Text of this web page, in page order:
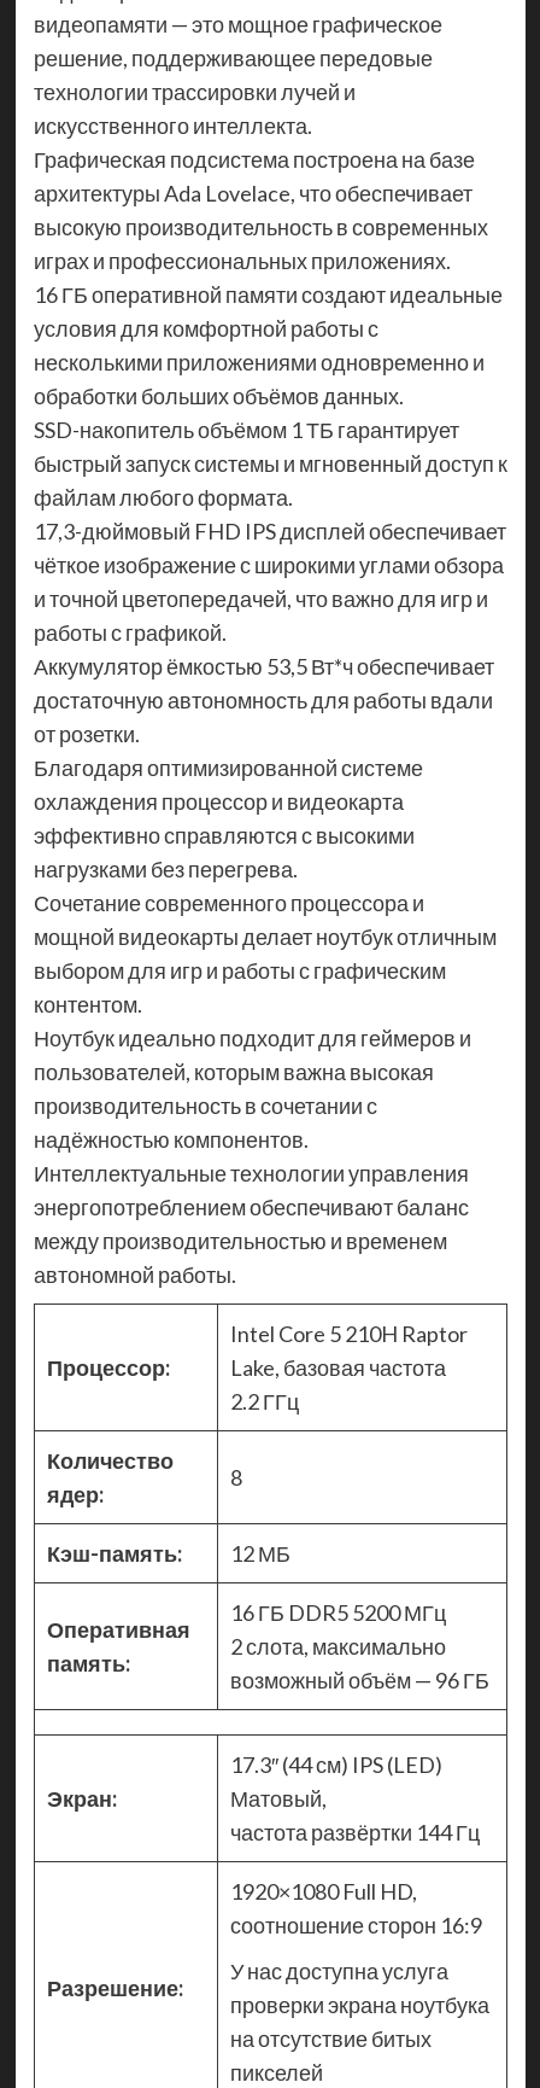
видеопамяти — это мощное графическое
решение, поддерживающее передовые
технологии трассировки лучей и
искусственного интеллекта.
Графическая подсистема построена на базе
архитектуры Ada Lovelace, что обеспечивает
высокую производительность в современных
играх и профессиональных приложениях.
16 ГБ оперативной памяти создают идеальные
условия для комфортной работы с
несколькими приложениями одновременно и
обработки больших объёмов данных.
SSD-накопитель объёмом 1 ТБ гарантирует
быстрый запуск системы и мгновенный доступ к
файлам любого формата.
17,3-дюймовый FHD IPS дисплей обеспечивает
чёткое изображение с широкими углами обзора
и точной цветопередачей, что важно для игр и
работы с графикой.
Аккумулятор ёмкостью 53,5 Вт*ч обеспечивает
достаточную автономность для работы вдали
от розетки.
Благодаря оптимизированной системе
охлаждения процессор и видеокарта
эффективно справляются с высокими
нагрузками без перегрева.
Сочетание современного процессора и
мощной видеокарты делает ноутбук отличным
выбором для игр и работы с графическим
контентом.
Ноутбук идеально подходит для геймеров и
пользователей, которым важна высокая
производительность в сочетании с
надёжностью компонентов.
Интеллектуальные технологии управления
энергопотреблением обеспечивают баланс
между производительностью и временем
автономной работы.
Процессор:
Intel Core 5 210H Raptor
Lake, базовая частота
2.2 ГГц
Количество
ядер:
8
Кэш-память: 12 МБ
Оперативная
память:
16 ГБ DDR5 5200 МГц
2 слота, максимально
возможный объём — 96 ГБ
Экран:
17.3″ (44 см) IPS (LED)
Матовый,
частота развёртки 144 Гц
Разрешение:
1920×1080 Full HD,
соотношение сторон 16:9
У нас доступна услуга
проверки экрана ноутбука
на отсутствие битых
пикселей